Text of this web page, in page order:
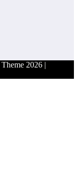
Theme 2026 |